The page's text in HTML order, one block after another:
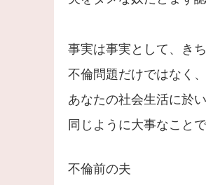
事実は事実として、き
不倫問題だけではなく、
あなたの社会生活に於い
同じように大事なことで
不倫前の夫